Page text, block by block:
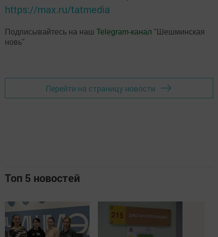
https://max.ru/tatmedia
Подписывайтесь на наш Telegram-канал "Шешминская
новь"
Перейти на страницу новости
Топ 5 новостей